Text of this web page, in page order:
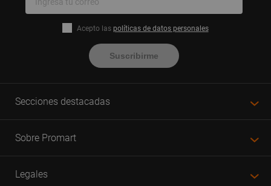
Acepto las políticas de datos personales
Suscribirme
Secciones destacadas
Sobre Promart
Legales